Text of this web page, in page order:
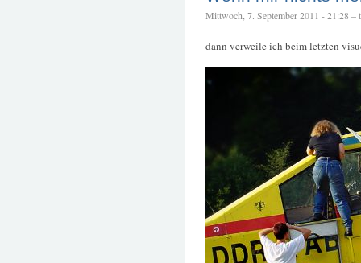
Mittwoch, 7. September 2011 - 21:28 –
dann verweile ich beim letzten